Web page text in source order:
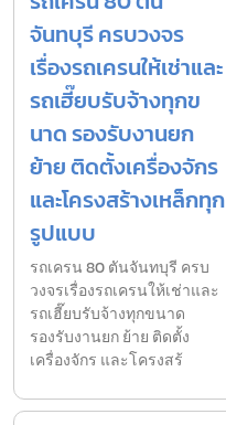
จันทบุรี ครบวงจร
เรื่องรถเครนให้เช่าและ
รถเฮี๊ยบรับจ้างทุกข
นาด รองรับงานยก
ย้าย ติดตั้งเครื่องจักร
และโครงสร้างเหล็กทุก
รูปแบบ
รถเครน 80 ตันจันทบุรี ครบ
วงจรเรื่องรถเครนให้เช่าและ
รถเฮี๊ยบรับจ้างทุกขนาด
รองรับงานยก ย้าย ติดตั้ง
เครื่องจักร และโครงสร้